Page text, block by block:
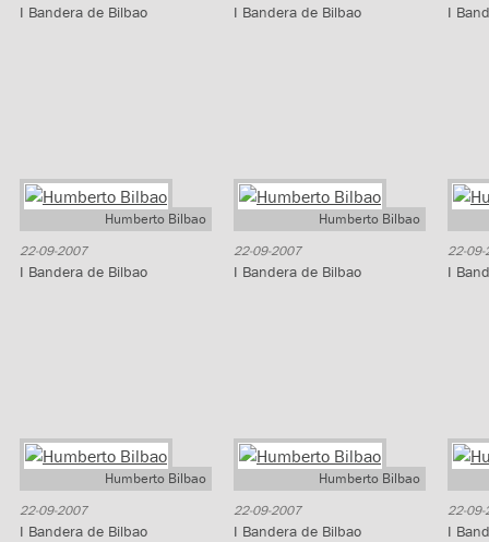
I Bandera de Bilbao I Bandera de Bilbao I
Humberto Bilbao
22-09-2007
I Bandera de Bilbao
Humberto Bilbao
22-09-2007
I Bandera de Bilbao
22-09-
I
Humberto Bilbao
22-09-2007
I Bandera de Bilbao
Humberto Bilbao
22-09-2007
I Bandera de Bilbao
22-09-
I